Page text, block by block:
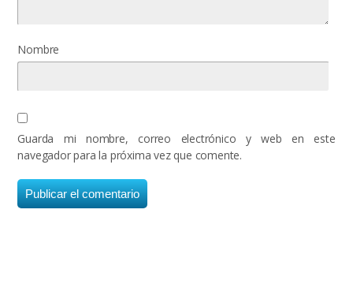
Nombre
Guarda mi nombre, correo electrónico y web en este
navegador para la próxima vez que comente.